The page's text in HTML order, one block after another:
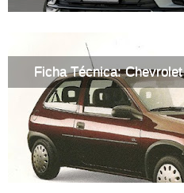
Ficha Técnica: